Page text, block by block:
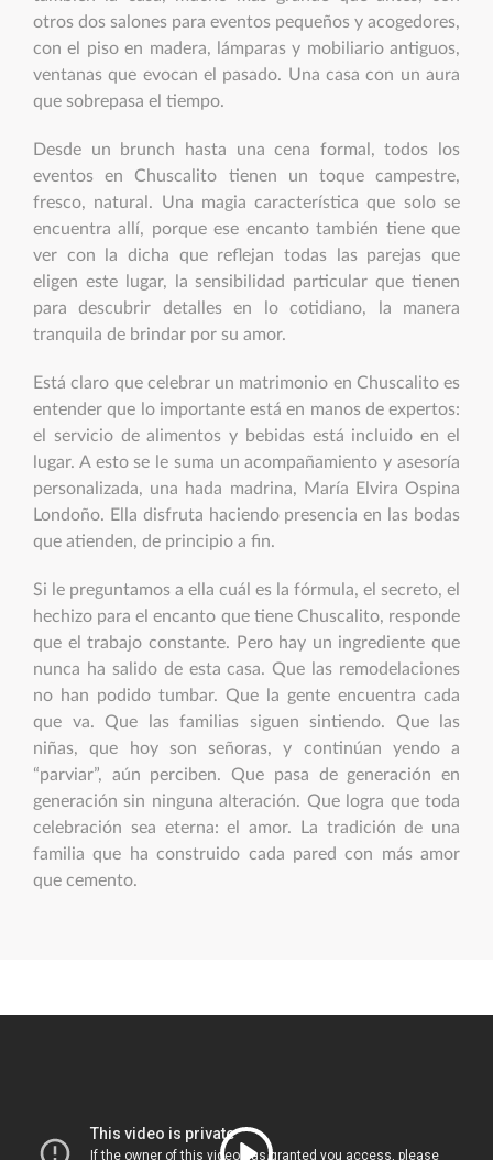
otros dos salones para eventos pequeños y acogedores,
con el piso en madera, lámparas y mobiliario antiguos,
ventanas que evocan el pasado. Una casa con un aura
que sobrepasa el tiempo.
Desde un brunch hasta una cena formal, todos los
eventos en Chuscalito tienen un toque campestre,
fresco, natural. Una magia característica que solo se
encuentra allí, porque ese encanto también tiene que
ver con la dicha que reflejan todas las parejas que
eligen este lugar, la sensibilidad particular que tienen
para descubrir detalles en lo cotidiano, la manera
tranquila de brindar por su amor.
Está claro que celebrar un matrimonio en Chuscalito es
entender que lo importante está en manos de expertos:
el servicio de alimentos y bebidas está incluido en el
lugar. A esto se le suma un acompañamiento y asesoría
personalizada, una hada madrina, María Elvira Ospina
Londoño. Ella disfruta haciendo presencia en las bodas
que atienden, de principio a fin.
Si le preguntamos a ella cuál es la fórmula, el secreto, el
hechizo para el encanto que tiene Chuscalito, responde
que el trabajo constante. Pero hay un ingrediente que
nunca ha salido de esta casa. Que las remodelaciones
no han podido tumbar. Que la gente encuentra cada
que va. Que las familias siguen sintiendo. Que las
niñas, que hoy son señoras, y continúan yendo a
“parviar”, aún perciben. Que pasa de generación en
generación sin ninguna alteración. Que logra que toda
celebración sea eterna: el amor. La tradición de una
familia que ha construido cada pared con más amor
que cemento.